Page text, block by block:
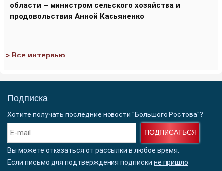
области – министром сельского хозяйства и
продовольствия Анной Касьяненко
> Все интервью
Подписка
Хотите получать последние новости "Большого Ростова"?
ПОДПИСАТЬСЯ
Вы можете отказаться от рассылки в любое время.
Если письмо для подтверждения подписки не пришло